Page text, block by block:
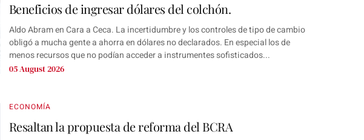
Beneficios de ingresar dólares del colchón.
Aldo Abram en Cara a Ceca. La incertidumbre y los controles de tipo de cambio
obligó a mucha gente a ahorra en dólares no declarados. En especial los de
menos recursos que no podían acceder a instrumentes sofisticados...
05 August 2026
ECONOMÍA
Resaltan la propuesta de reforma del BCRA